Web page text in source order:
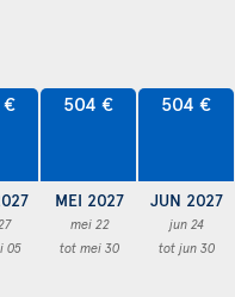
€
05
504 €
MEI 2027
mei 22
tot mei 30
504 €
JUN 2027
jun 24
tot jun 30